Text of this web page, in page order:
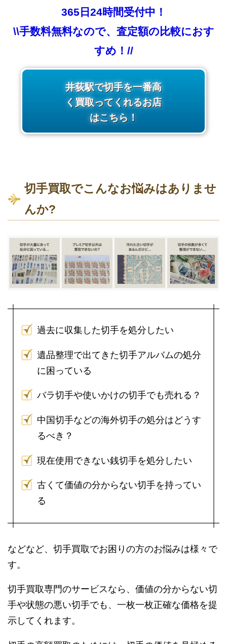
365日24時間受付中！
\\手数料無料なので、査定額の比較におす
すめ！//
井荻駅で切手を一番高
く買取ってくれるお店
はこちら！
切手買取でこんなお悩みはありませ
んか?
過去に収集した切手を処分したい
遺品整理で出てきた切手アルバムの処分
に困っている
バラ切手や使いかけの切手でも売れる？
中国切手などの海外切手の処分はどうす
るべき？
現在使用できない銭切手を処分したい
古くて価値の分からない切手を持ってい
る
などなど、切手買取でお困りの方のお悩みは様々で
す。
切手買取専門のサービスなら、価値の分からない切
手や状態の悪い切手でも、一枚一枚正確な価格を提
示してくれます。